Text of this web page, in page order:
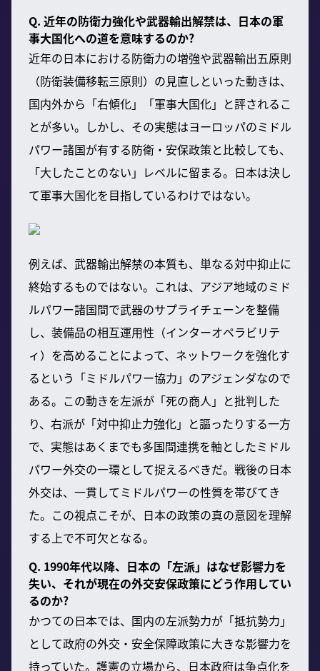
Q. 近年の防衛力強化や武器輸出解禁は、日本の軍
事大国化への道を意味するのか?
近年の日本における防衛力の増強や武器輸出五原則
（防衛装備移転三原則）の見直しといった動きは、
国内外から「右傾化」「軍事大国化」と評されるこ
とが多い。しかし、その実態はヨーロッパのミドル
パワー諸国が有する防衛・安保政策と比較しても、
「大したことのない」レベルに留まる。日本は決し
て軍事大国化を目指しているわけではない。
例えば、武器輸出解禁の本質も、単なる対中抑止に
終始するものではない。これは、アジア地域のミド
ルパワー諸国間で武器のサプライチェーンを整備
し、装備品の相互運用性（インターオペラビリテ
ィ）を高めることによって、ネットワークを強化す
るという「ミドルパワー協力」のアジェンダなので
ある。この動きを左派が「死の商人」と批判した
り、右派が「対中抑止力強化」と謳ったりする一方
で、実態はあくまでも多国間連携を軸としたミドル
パワー外交の一環として捉えるべきだ。戦後の日本
外交は、一貫してミドルパワーの性質を帯びてき
た。この視点こそが、日本の政策の真の意図を理解
する上で不可欠となる。
Q. 1990年代以降、日本の「左派」はなぜ影響力を
失い、それが現在の外交安保政策にどう作用してい
るのか?
かつての日本では、国内の左派勢力が「抵抗勢力」
として政府の外交・安全保障政策に大きな影響力を
持っていた。護憲の立場から、日本政府は争点化を